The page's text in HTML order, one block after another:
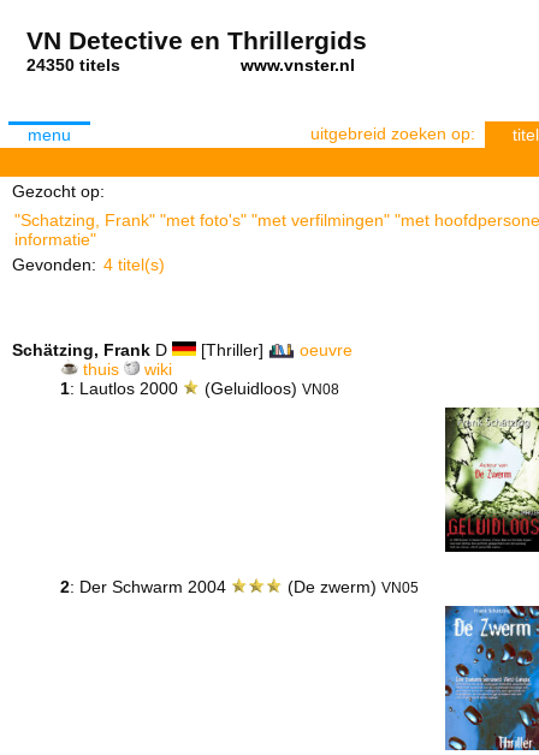
VN Detective en Thrillergids
24350 titels www.vnster.nl
menu uitgebreid zoeken op: titel
Gezocht op:
"Schatzing, Frank" "met foto's" "met verfilmingen" "met
informatie"
Gevonden: 4 titel(s)
Schätzing, Frank D [Thriller]
oeuvre
thuis
wiki
1: Lautlos 2000 (Geluidloos)VN08
2: Der Schwarm 2004 (De zwerm)VN05